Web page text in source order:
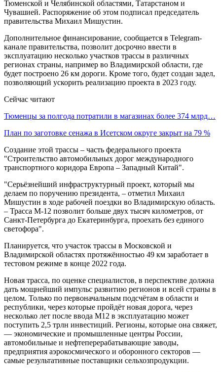
Тюменской и Челябинской областями, Татарстаном и
Чувашией. Распоряжение об этом подписал председатель
правительства Михаил Мишустин.
Дополнительное финансирование, сообщается в Telegram-
канале правительства, позволит досрочно ввести в
эксплуатацию несколько участков трассы в различных
регионах страны, например во Владимирской области, где
будет построено 26 км дороги. Кроме того, будет создан задел,
позволяющий ускорить реализацию проекта в 2023 году.
Сейчас читают
Тюменцы за полгода потратили в магазинах более 374 млрд…
План по заготовке сенажа в Исетском округе закрыт на 79 %
Создание этой трассы – часть федерального проекта
"Строительство автомобильных дорог международного
транспортного коридора Европа – Западный Китай".
"Серьёзнейший инфраструктурный проект, который мы
делаем по поручению президента, – отметил Михаил
Мишустин в ходе рабочей поездки во Владимирскую область.
– Трасса М-12 позволит больше двух тысяч километров, от
Санкт-Петербурга до Екатеринбурга, проехать без единого
светофора".
Планируется, что участок трассы в Московской и
Владимирской областях протяжённостью 49 км заработает в
тестовом режиме в конце 2022 года.
Новая трасса, по оценке специалистов, в перспективе должна
дать мощнейший импульс развитию регионов и всей страны в
целом. Только по первоначальным подсчётам в области и
республики, через которые пройдёт новая дорога, через
несколько лет после ввода М12 в эксплуатацию может
поступить 2,5 трлн инвестиций. Регионы, которые она свяжет,
— экономические и промышленные центры России,
автомобильные и нефтеперерабатывающие заводы,
предприятия аэрокосмического и оборонного секторов —
самые результативные поставщики сельхозпродукции.